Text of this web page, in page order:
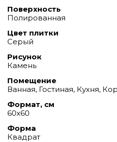
Поверхность
Полированная
Цвет плитки
Серый
Рисунок
Камень
Помещение
Ванная, Гостиная, Кухня,
Формат, см
60x60
Форма
Квадрат